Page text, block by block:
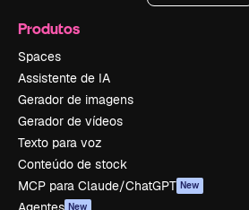
Produtos
Spaces
Assistente de IA
Gerador de imagens
Gerador de vídeos
Texto para voz
Conteúdo de stock
MCP para Claude/ChatGPT New
New